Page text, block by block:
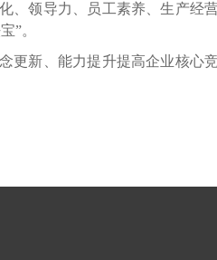
、领导力、员工素养、生产经
”。
新、能力提升提高企业核心